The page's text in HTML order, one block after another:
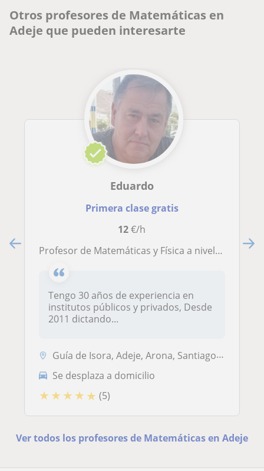
Otros profesores de Matemáticas en
Adeje que pueden interesarte
Eduardo
Primera clase gratis
12€/h
Profesor de Matemáticas y Física a nivel de ESO y Bachilleratos, PAU, Competencias Clave. Autor del libro Matemática Financiera para Bachilleratos
Tengo 30 años de experiencia en
institutos públicos y privados, Desde
2011 dictando...
Guía de Isora, Adeje, Arona, Santiago del Teide
Se desplaza a domicilio
★ ★ ★ ★ ★ (5)
Ver todos los profesores de Matemáticas en Adeje